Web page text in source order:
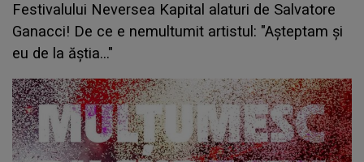
Festivalului Neversea Kapital alaturi de Salvatore
Ganacci! De ce e nemultumit artistul: "Așteptam și
eu de la ăștia..."